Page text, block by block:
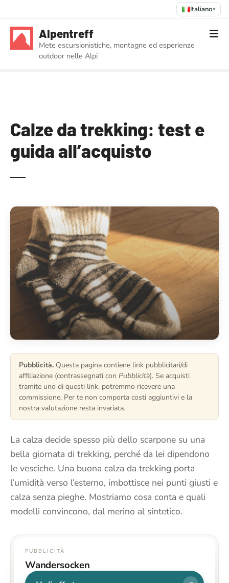
Italiano▾
Alpentreff
Mete escursionistiche, montagne ed esperienze
outdoor nelle Alpi
Calze da trekking: test e
guida all’acquisto
Pubblicità. Questa pagina contiene link pubblicitari/di
affiliazione (contrassegnati con Pubblicità). Se acquisti
tramite uno di questi link, potremmo ricevere una
commissione. Per te non comporta costi aggiuntivi e la
nostra valutazione resta invariata.
La calza decide spesso più dello scarpone su una
bella giornata di trekking, perché da lei dipendono
le vesciche. Una buona calza da trekking porta
l’umidità verso l’esterno, imbottisce nei punti giusti e
calza senza pieghe. Mostriamo cosa conta e quali
modelli convincono, dal merino al sintetico.
PUBBLICITÀ
Wandersocken